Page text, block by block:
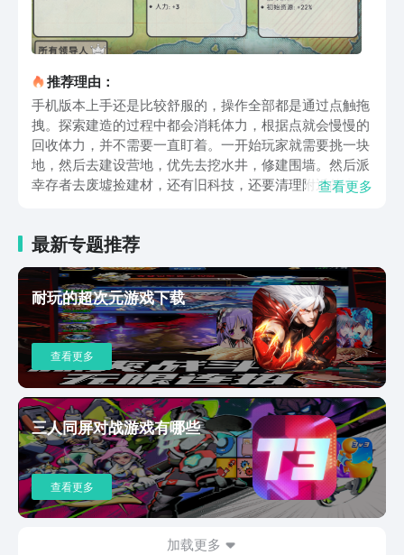
推荐理由：
手机版本上手还是比较舒服的，操作全部都是通过点触拖
拽。探索建造的过程中都会消耗体力，根据点就会慢慢的
回收体力，并不需要一直盯着。一开始玩家就需要挑一块
地，然后去建设营地，优先去挖水井，修建围墙。然后派
幸存者去废墟捡建材，还有旧科技，还要清理附近的丧尸
问你。例如粮食见底之后，是选择将宠物狗杀掉救大人还
是留着当做精神寄托呢？面对孩子是选择教育他种地打
仗，还是选择花资源去读书？另外还会有一些随机事件，
例如有人会出来偷粮食，还会爆发小瘟疫。处理的方式不
同，那最终的走向也会有所区别，所以就算大家重开10
次，每一次都是不重样的，每一次都是一个新的故事。然
后就是根据点经营还有策略扩张，并不是死守一个基地，
你可以选择多建设几个分散的根据点。每一个根据点的分
工不同，有一些负责生产，而有一些则负责研究，另外还
可以搭配12个技能分支，200多种组合。可以轻松的解决
武器，电力等一系列科技，慢慢的就可以从原始部落直接
升级，最终就会有一些新的文明。游戏中还会有10个不同
天赋的领袖可以选择玩家可以自由的挑选，搭配对应的流
派玩法。比如防御流，科技流确实是比较有自由度的。让
大家在体验的过程也会觉得比较清晰，另外废土的场景做
的确实比较细腻。劫后公司手机版中文版免费下载地址链
查看更多
最新专题推荐
耐玩的超次元游戏下载
查看更多
三人同屏对战游戏有哪些
查看更多
加载更多